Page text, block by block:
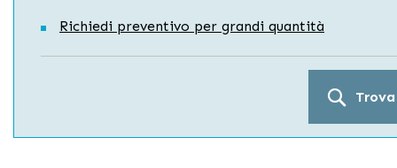
Richiedi preventivo per grandi quantità